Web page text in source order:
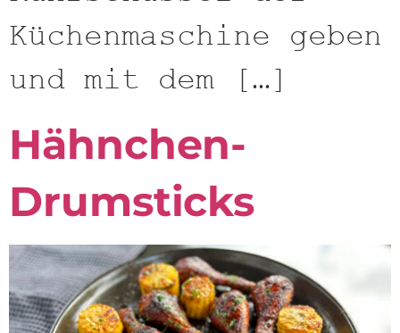
Küchenmaschine geben
und mit dem […]
Hähnchen-
Drumsticks